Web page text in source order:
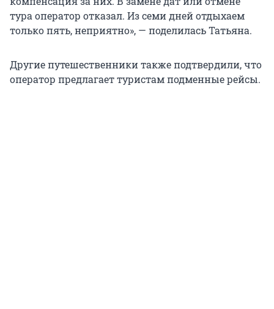
тура оператор отказал. Из семи дней отдыхаем
только пять, неприятно», — поделилась Татьяна.
Другие путешественники также подтвердили, что
оператор предлагает туристам подменные рейсы.